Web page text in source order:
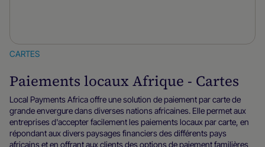
CARTES
Paiements locaux Afrique - Cartes
Local Payments Africa offre une solution de paiement par carte de
grande envergure dans diverses nations africaines. Elle permet aux
entreprises d'accepter facilement les paiements locaux par carte, en
répondant aux divers paysages financiers des différents pays
africains et en offrant aux clients des options de paiement familières